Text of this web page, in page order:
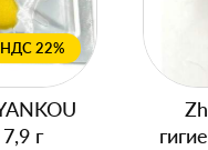
НДС 22%
г